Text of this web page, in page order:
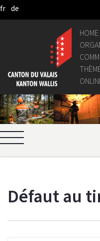
Skip to Main Content
fr de
HOME
Défaut au